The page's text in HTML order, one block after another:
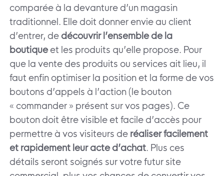
comparée à la devanture d’un magasin
traditionnel. Elle doit donner envie au client
d’entrer, de découvrir l’ensemble de la
boutiqueet les produits qu’elle propose. Pour
que la vente des produits ou services ait lieu, il
faut enfin optimiser la position et la forme de vos
boutons d’appels à l’action (le bouton
« commander » présent sur vos pages). Ce
bouton doit être visible et facile d’accès pour
permettre à vos visiteurs de réaliser facilement
et rapidement leur acte d’achat. Plus ces
détails seront soignés sur votre futur site